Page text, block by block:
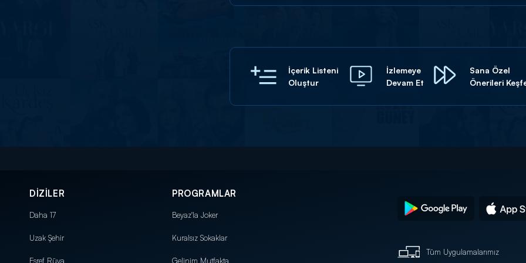
İçerik Listeni
Oluştur
İzlemeye
Devam Et
Sana Özel
Önerileri
DİZİLER
Daha 17
Uzak Şehir
Eşref Rüya
PROGRAMLAR
Beyaz'la Joker
Kuralsız Sokaklar
Gelinim Mutfakta
Tüm Uygulamalarımız